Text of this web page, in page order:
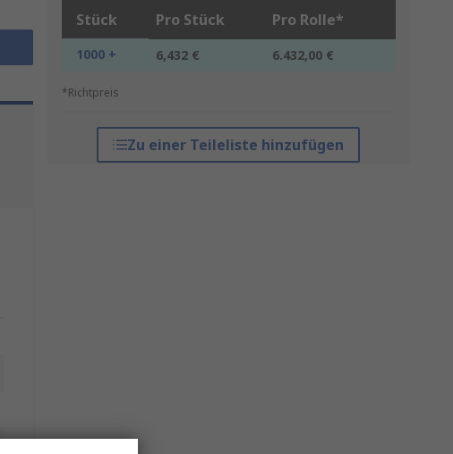
Stück Pro Stück Pro Rolle*
1000 + 6,432 € 6.432,00 €
*Richtpreis
Zu einer Teileliste hinzufügen